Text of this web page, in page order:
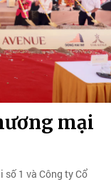
mại
số 1 và Công ty Cổ